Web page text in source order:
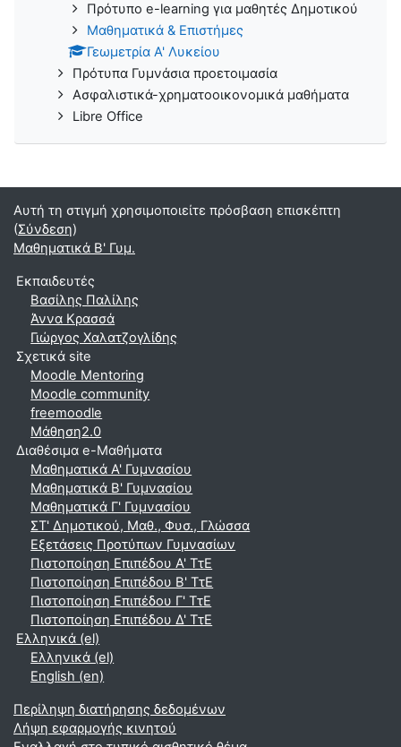
Πρότυπο e-learning για μαθητές Δημοτικού
Μαθηματικά & Επιστήμες
Γεωμετρία Α' Λυκείου
Πρότυπα Γυμνάσια προετοιμασία
Ασφαλιστικά-χρηματοοικονομικά μαθήματα
Libre Office
Αυτή τη στιγμή χρησιμοποιείτε πρόσβαση επισκέπτη
(Σύνδεση)
Μαθηματικά Β' Γυμ.
Εκπαιδευτές
Βασίλης Παλίλης
Άννα Κρασσά
Γιώργος Χαλατζογλίδης
Σχετικά site
Moodle Mentoring
Moodle community
freemoodle
Μάθηση2.0
Διαθέσιμα e-Μαθήματα
Μαθηματικά A' Γυμνασίου
Μαθηματικά Β' Γυμνασίου
Μαθηματικά Γ' Γυμνασίου
ΣΤ' Δημοτικού, Μαθ., Φυσ., Γλώσσα
Εξετάσεις Προτύπων Γυμνασίων
Πιστοποίηση Επιπέδου Α' ΤτΕ
Πιστοποίηση Επιπέδου Β' ΤτΕ
Πιστοποίηση Επιπέδου Γ' ΤτΕ
Πιστοποίηση Επιπέδου Δ' ΤτΕ
Ελληνικά ‎(el)‎
Ελληνικά ‎(el)‎
English ‎(en)‎
Περίληψη διατήρησης δεδομένων
Λήψη εφαρμογής κινητού